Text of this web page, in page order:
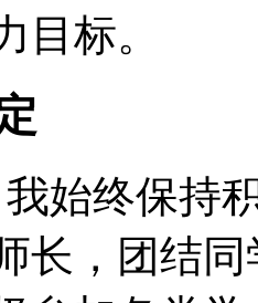
目标。
始终保持
长，团结